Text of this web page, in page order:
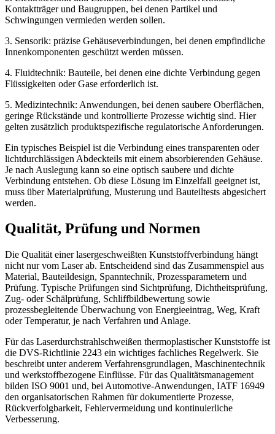
Kontaktträger und Baugruppen, bei denen Partikel und
Schwingungen vermieden werden sollen.
3. Sensorik: präzise Gehäuseverbindungen, bei denen empfindliche
Innenkomponenten geschützt werden müssen.
4. Fluidtechnik: Bauteile, bei denen eine dichte Verbindung gegen
Flüssigkeiten oder Gase erforderlich ist.
5. Medizintechnik: Anwendungen, bei denen saubere Oberflächen,
geringe Rückstände und kontrollierte Prozesse wichtig sind. Hier
gelten zusätzlich produktspezifische regulatorische Anforderungen.
Ein typisches Beispiel ist die Verbindung eines transparenten oder
lichtdurchlässigen Abdeckteils mit einem absorbierenden Gehäuse.
Je nach Auslegung kann so eine optisch saubere und dichte
Verbindung entstehen. Ob diese Lösung im Einzelfall geeignet ist,
muss über Materialprüfung, Musterung und Bauteiltests abgesichert
werden.
Qualität, Prüfung und Normen
Die Qualität einer lasergeschweißten Kunststoffverbindung hängt
nicht nur vom Laser ab. Entscheidend sind das Zusammenspiel aus
Material, Bauteildesign, Spanntechnik, Prozessparametern und
Prüfung. Typische Prüfungen sind Sichtprüfung, Dichtheitsprüfung,
Zug- oder Schälprüfung, Schliffbildbewertung sowie
prozessbegleitende Überwachung von Energieeintrag, Weg, Kraft
oder Temperatur, je nach Verfahren und Anlage.
Für das Laserdurchstrahlschweißen thermoplastischer Kunststoffe ist
die DVS-Richtlinie 2243 ein wichtiges fachliches Regelwerk. Sie
beschreibt unter anderem Verfahrensgrundlagen, Maschinentechnik
und werkstoffbezogene Einflüsse. Für das Qualitätsmanagement
bilden ISO 9001 und, bei Automotive-Anwendungen, IATF 16949
den organisatorischen Rahmen für dokumentierte Prozesse,
Rückverfolgbarkeit, Fehlervermeidung und kontinuierliche
Verbesserung.